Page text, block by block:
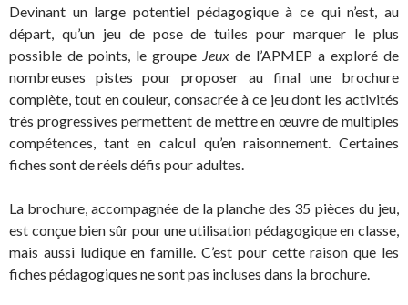
Devinant un large potentiel pédagogique à ce qui n’est, au
départ, qu’un jeu de pose de tuiles pour marquer le plus
possible de points, le groupe Jeux de l’APMEP a exploré de
nombreuses pistes pour proposer au final une brochure
complète, tout en couleur, consacrée à ce jeu dont les activités
très progressives permettent de mettre en œuvre de multiples
compétences, tant en calcul qu’en raisonnement. Certaines
fiches sont de réels défis pour adultes.
La brochure, accompagnée de la planche des 35 pièces du jeu,
est conçue bien sûr pour une utilisation pédagogique en classe,
mais aussi ludique en famille. C’est pour cette raison que les
fiches pédagogiques ne sont pas incluses dans la brochure.